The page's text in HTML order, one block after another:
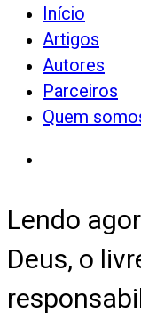
Início
Artigos
Autores
Parceiros
Quem
Lendo
Deus, o